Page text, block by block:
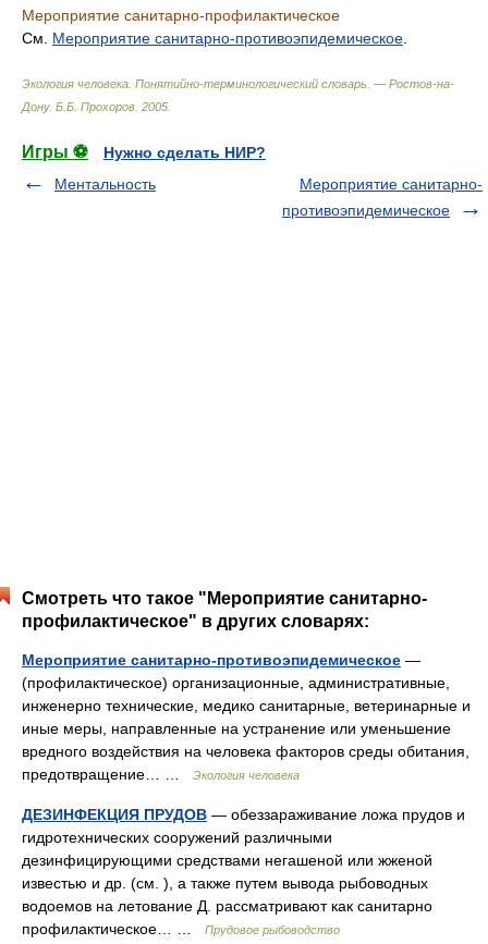
Мероприятие санитарно-профилактическое
См. Мероприятие санитарно-противоэпидемическое
Экология человека. Понятийно-терминологический словарь. — Ростов-на-
Дону. Б.Б. Прохоров 2005
Игры ⚽
Нужно сделать НИР?
Ментальность
Мероприятие санитарно-
противоэпидемическое
Смотреть что такое "Мероприятие санитарно-
профилактическое" в других словарях:
Мероприятие санитарно-противоэпидемическое —
(профилактическое) организационные, административные,
инженерно технические, медико санитарные, ветеринарные и
иные меры, направленные на устранение или уменьшение
вредного воздействия на человека факторов среды обитания,
предотвращение… …
Экология человека
ДЕЗИНФЕКЦИЯ ПРУДОВ — обеззараживание ложа прудов и
гидротехнических сооружений различными
дезинфицирующими средствами негашеной или жженой
известью и др. (см. ), а также путем вывода рыбоводных
водоемов на летование Д. рассматривают как санитарно
профилактическое… …
Прудовое рыбоводство